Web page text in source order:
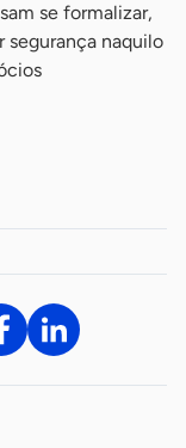
se formalizar,
segurança naquilo